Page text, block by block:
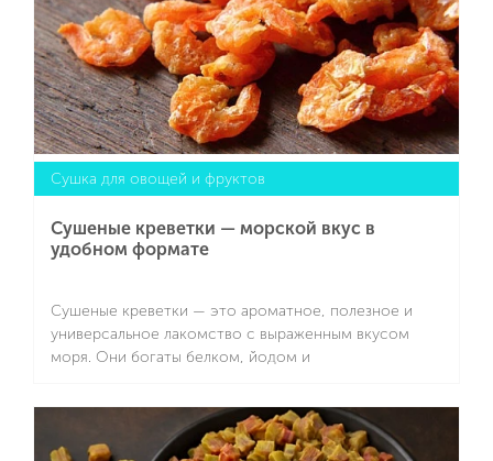
электронной регулировкой температуры (можно
выбрать 40-70 градусов).
Сушка для овощей и фруктов
Сушеные креветки — морской вкус в
удобном формате
Сушеные креветки — это ароматное, полезное и
универсальное лакомство с выраженным вкусом
моря. Они богаты белком, йодом и
питательной ценности при сушке и легко
усваиваются организмом. Это не только отличный
снек, но и удобная заготовка для домашних и
Подробнее